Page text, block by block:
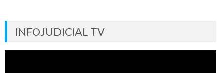
INFOJUDICIAL TV